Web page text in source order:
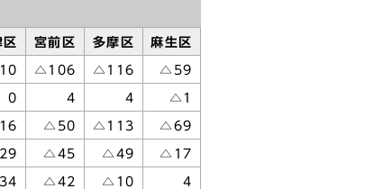
区 宮前区 多摩区 麻生区
△106 △116 △59
0 4 4 △1
△50 △113 △69
△45 △49 △17
△42 △10 4